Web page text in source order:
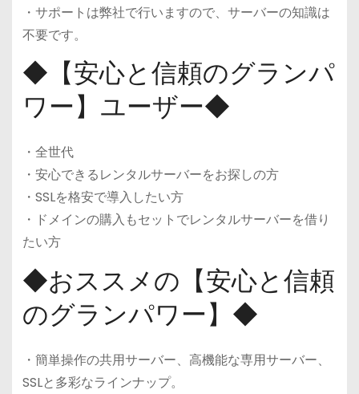
・サポートは弊社で行いますので、サーバーの知識は
不要です。
◆【安心と信頼のグランパ
ワー】ユーザー◆
・全世代
・安心できるレンタルサーバーをお探しの方
・SSLを格安で導入したい方
・ドメインの購入もセットでレンタルサーバーを借り
たい方
◆おススメの【安心と信頼
のグランパワー】◆
・簡単操作の共用サーバー、高機能な専用サーバー、
SSLと多彩なラインナップ。